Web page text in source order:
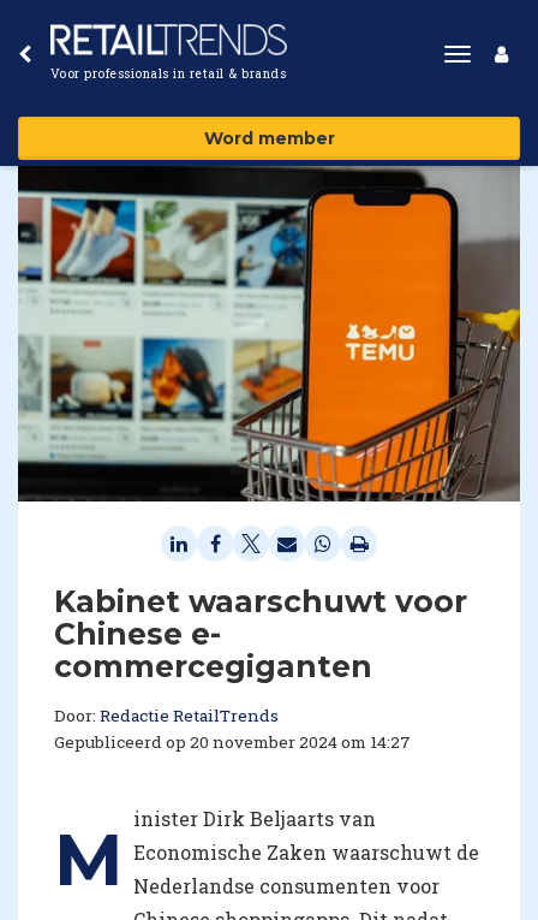
Voor professionals in retail & brands
Toggle
Word member
Kabinet waarschuwt voor
Chinese e-
commercegiganten
Door: Redactie RetailTrends
Gepubliceerd op 20 november 2024 om 14:27
M
inister Dirk Beljaarts van
Economische Zaken waarschuwt de
Nederlandse consumenten voor